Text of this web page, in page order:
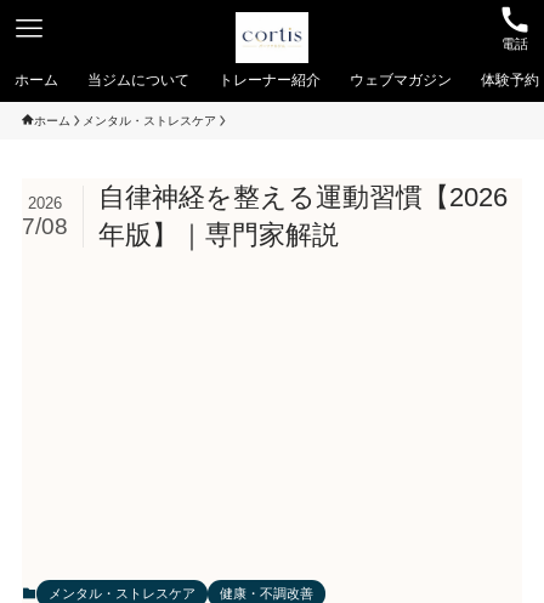
電話
ホーム 当ジムについて トレーナー紹介 ウェブマガジン 体験予約
ホーム メンタル・ストレスケア
自律神経を整える運動習慣【2026
年版】｜専門家解説
2026
7/08
メンタル・ストレスケア 健康・不調改善